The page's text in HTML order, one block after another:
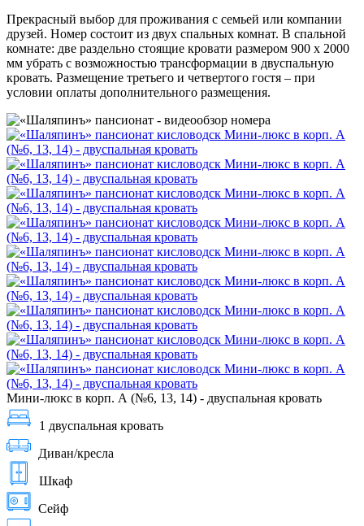
Прекрасный выбор для проживания с семьей или компании
друзей. Номер состоит из двух спальных комнат. В спальной
комнате: две раздельно стоящие кровати размером 900 х 2000
мм убрать с возможностью трансформации в двуспальную
кровать. Размещение третьего и четвертого гостя – при
условии оплаты дополнительного размещения.
Мини-люкс в корп. А (№6, 13, 14) - двуспальная кровать
1 двуспальная кровать
Диван/кресла
Шкаф
Сейф